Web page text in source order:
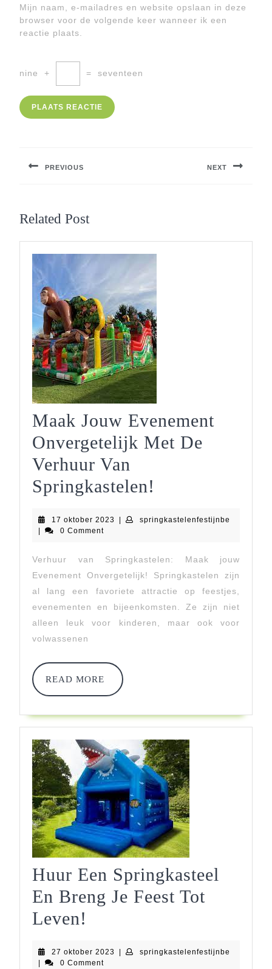
Mijn naam, e-mailadres en website opslaan in deze
browser voor de volgende keer wanneer ik een
reactie plaats.
nine + = seventeen
PREVIOUS NEXT
Related Post
Maak Jouw Evenement
Onvergetelijk Met De
Verhuur Van
Springkastelen!
Evenement
Onvergetelijk
Met
De
Verhuur
17 oktober 2023 17| springkastelenfestijnbe
|
0 Comment
Verhuur van Springkastelen: Maak jouw
Evenement Onvergetelijk! Springkastelen zijn
al lang een favoriete attractie op feestjes,
evenementen en bijeenkomsten. Ze zijn niet
alleen leuk voor kinderen, maar ook voor
volwassenen
READ MORE
READ
MORE
Huur Een Springkasteel
En Breng Je Feest Tot
Leven!
Springkasteel
27 oktober 2023 27| springkastelenfestijnbe
|
0 Comment